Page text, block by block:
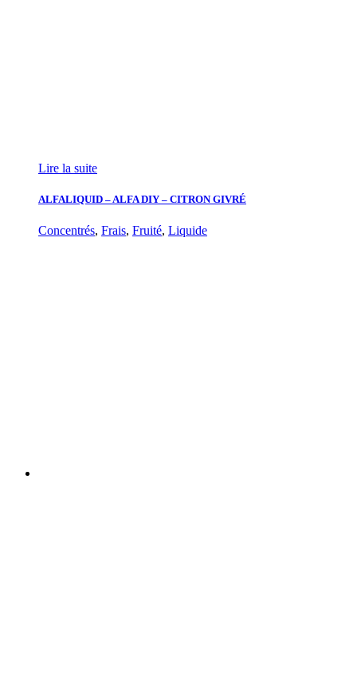
Lire la suite
ALFALIQUID – ALFA DIY – CITRON GIVRÉ
Concentrés, Frais, Fruité, Liquide